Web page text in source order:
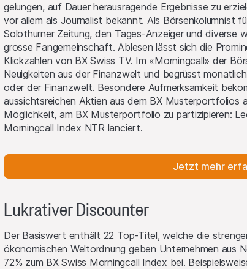
gelungen, auf Dauer herausragende Ergebnisse zu
vor allem als Journalist bekannt. Als Börsenkolumnist
Solothurner Zeitung, den Tages-Anzeiger und diverse
grosse Fangemeinschaft. Ablesen lässt sich die
Klickzahlen von BX Swiss TV. Im «Morningcall» der
Neuigkeiten aus der Finanzwelt und begrüsst
oder der Finanzwelt. Besondere Aufmerksamkeit
aussichtsreichen Aktien aus dem BX
Möglichkeit, am BX Musterportfolio zu partizipieren:
Morningcall Index NTR lanciert.
Jetzt mehr
Lukrativer Discounter
Der Basiswert enthält 22 Top-Titel, welche die
ökonomischen Weltordnung geben Unternehmen aus
72% zum BX Swiss Morningcall Index bei.